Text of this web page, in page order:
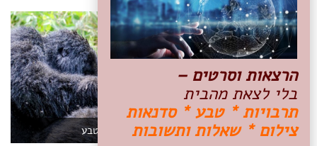
תיירות בת קיימא ברואנדה ואיך היא שומרת על הטבע
הרצאות וסרטים –
בלי לצאת מהבית
תרבויות * טבע * סדנאות
צילום * שאלות ותשובות